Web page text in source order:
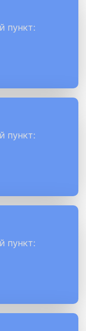
пункт:
пункт:
пункт: